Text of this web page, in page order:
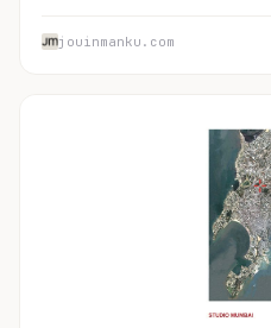
jouinmanku.com